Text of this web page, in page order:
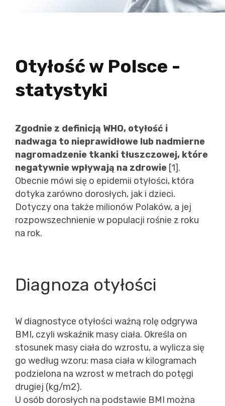
Otyłość w Polsce -
statystyki
Zgodnie z definicją WHO, otyłość i
nadwaga to nieprawidłowe lub nadmierne
nagromadzenie tkanki tłuszczowej, które
negatywnie wpływają na zdrowie [1].
Obecnie mówi się o epidemii otyłości, która
dotyka zarówno dorosłych, jak i dzieci.
Dotyczy ona także milionów Polaków, a jej
rozpowszechnienie w populacji rośnie z roku
na rok.
Diagnoza otyłości
W diagnostyce otyłości ważną rolę odgrywa
BMI, czyli wskaźnik masy ciała. Określa on
stosunek masy ciała do wzrostu, a wylicza się
go według wzoru: masa ciała w kilogramach
podzielona na wzrost w metrach do potęgi
drugiej (kg/m2).
U osób dorosłych na podstawie BMI można